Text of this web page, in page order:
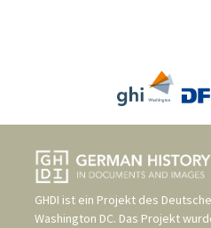
GHDI ist ein Projekt des
Washington DC. Das Projekt